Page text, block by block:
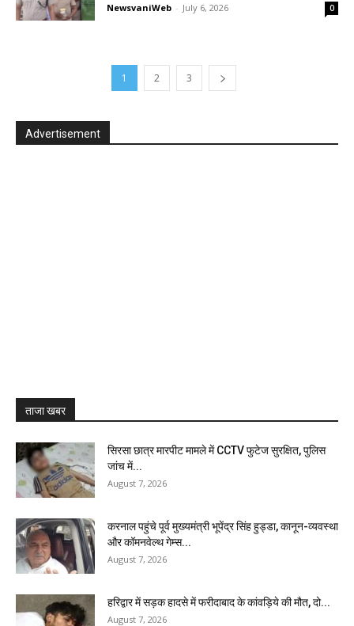
NewsvaniWeb - July 6, 2026 0
1 2 3
Advertisement
ताजा खबर
सिरसा छात्र मारपीट मामले में CCTV फुटेज सुरक्षित, पुलिस
जांच में...
August 7, 2026
करनाल पहुंचे पूर्व मुख्यमंत्री भूपेंद्र सिंह हुड्डा, कानून-व्यवस्था
और कॉमनवेल्थ गेम्स...
August 7, 2026
हरिद्वार में सड़क हादसे में फरीदाबाद के कांवड़िये की मौत, दो...
August 7, 2026